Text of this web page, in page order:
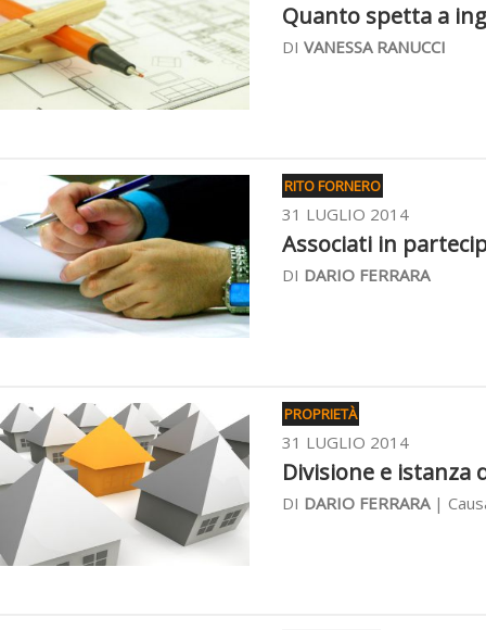
Quanto spetta a
DI VANESSA RANUCCI
RITO FORNERO
31 LUGLIO 2014
Associati in
DI DARIO FERRARA
PROPRIETÀ
31 LUGLIO 2014
Divisione e
DI DARIO FERRARA|